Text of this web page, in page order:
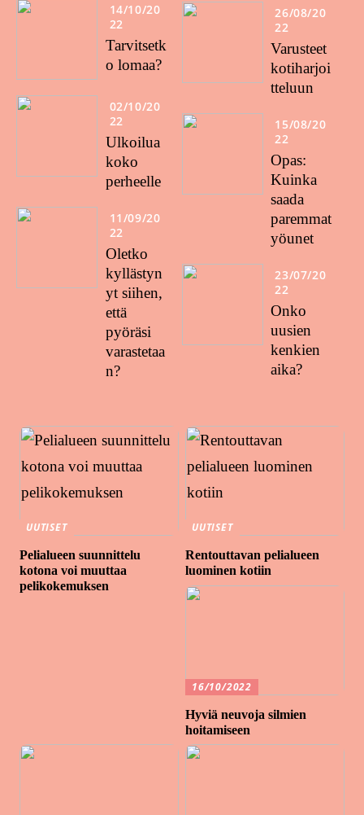
14/10/20
22
Tarvitsetk
o lomaa?
02/10/20
22
Ulkoilua
koko
perheelle
11/09/20
22
Oletko
kyllästyn
yt siihen,
että
pyöräsi
varastetaa
n?
26/08/20
22
Varusteet
kotiharjoi
tteluun
15/08/20
22
Opas:
Kuinka
saada
paremmat
yöunet
23/07/20
22
Onko
uusien
kenkien
aika?
UUTISET
Pelialueen suunnittelu
kotona voi muuttaa
pelikokemuksen
UUTISET
Rentouttavan pelialueen
luominen kotiin
16/10/2022
Hyviä neuvoja silmien
hoitamiseen